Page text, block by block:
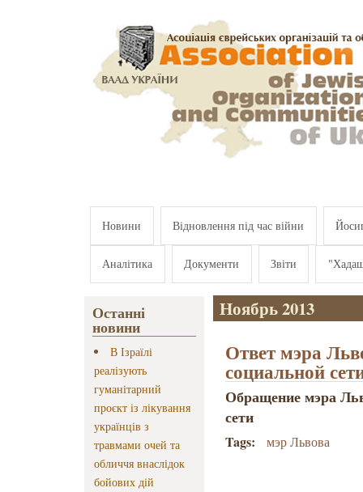
Новини Відновлення під час війни
Аналітика Документи Звіти
Останні
новини
В Ізраїлі
реалізують
гуманітарний
проєкт із лікування
українців з
травмами очей та
обличчя внаслідок
бойових дій
Ноябрь 2013
Ответ мэра
социальной
Обращение мэра
сети
Tags: мэр Львова